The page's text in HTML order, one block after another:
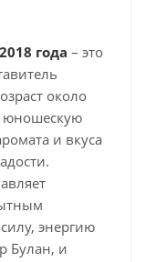
года – это
около
юношескую
и вкуса
энергию
Булан, и